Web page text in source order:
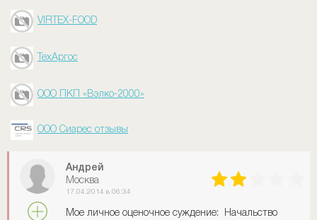
VIRTEX-FOOD
ТехАргос
ООО ПКП «Вэлко-2000»
ООО Сиарес отзывы
Андрей
Москва
17.04.2014 в 06:34
Мое личное оценочное суждение: Начальство